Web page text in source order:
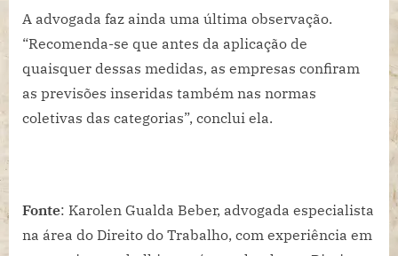
A advogada faz ainda uma última observação.
“Recomenda-se que antes da aplicação de
quaisquer dessas medidas, as empresas confiram
as previsões inseridas também nas normas
coletivas das categorias”, conclui ela.
Fonte: Karolen Gualda Beber, advogada especialista
na área do Direito do Trabalho, com experiência em